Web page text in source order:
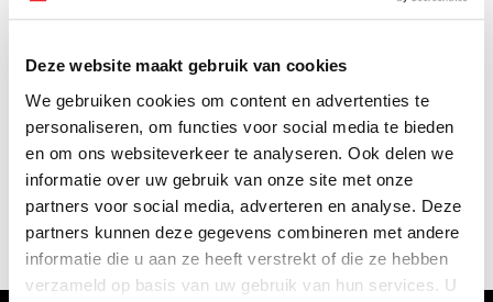
Deze website maakt gebruik van cookies
We gebruiken cookies om content en advertenties te
personaliseren, om functies voor social media te bieden
en om ons websiteverkeer te analyseren. Ook delen we
informatie over uw gebruik van onze site met onze
partners voor social media, adverteren en analyse. Deze
partners kunnen deze gegevens combineren met andere
informatie die u aan ze heeft verstrekt of die ze hebben
verzameld op basis van uw gebruik van hun services. U
Welke plaats vind jij het meest kenmerkend voor Noord-
Holland? ‘Ik woon aan de Munnikenweg. Dat mag je wel een
bijzondere plek noemen.’ Guus Breebaart-Beuse heeft gelijk.
Want wie woont er aan een weg die eeuwen geleden door
Floris V is aangelegd en waar de graaf dwangburchten liet
bouwen?